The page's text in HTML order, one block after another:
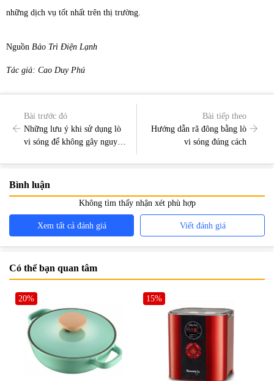
những dịch vụ tốt nhất trên thị trường.
Nguồn Bảo Trì Điện Lạnh
Tác giả: Cao Duy Phú
Bài trước đó
Những lưu ý khi sử dụng lò
vi sóng để không gây nguy
Bài tiếp theo
Hướng dẫn rã đông bằng lò
vi sóng đúng cách
Bình luận
Không tìm thấy nhận xét phù hợp
Xem tất cả đánh giá Viết đánh giá
Có thể bạn quan tâm
20% 15%